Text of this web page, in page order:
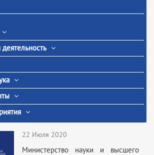
22 Июля 2020
Министерство науки и высшего